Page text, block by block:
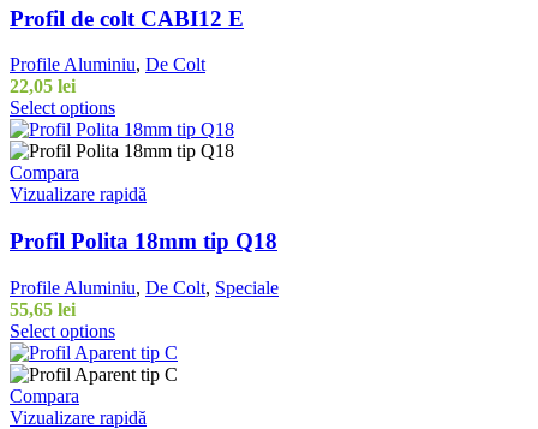
Profil de colt CABI12 E
Profile Aluminiu, De Colt
22,05 lei
Select options
Compara
Vizualizare rapidă
Profil Polita 18mm tip Q18
Profile Aluminiu, De Colt, Speciale
55,65 lei
Select options
Compara
Vizualizare rapidă